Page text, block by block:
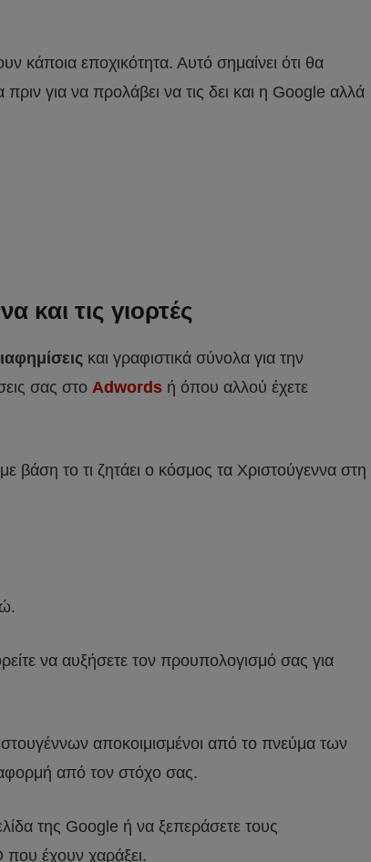
κάποια εποχικότητα. Αυτό σημαίνει ότι θα
για να προλάβει να τις δει και η Google αλλά
και τις γιορτές
και γραφιστικά σύνολα για την
σας στο Adwords ή όπου αλλού έχετε
το τι ζητάει ο κόσμος τα Χριστούγεννα στη
να αυξήσετε τον προυπολογισμό σας για
αποκοιμισμένοι από το πνεύμα των
από τον στόχο σας.
της Google ή να ξεπεράσετε τους
που έχουν χαράξει.